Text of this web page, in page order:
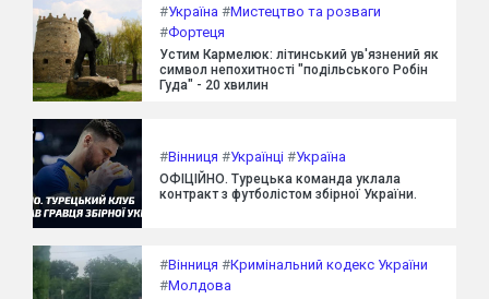
#Україна #Мистецтво та розваги
#Фортеця
Устим Кармелюк: літинський ув'язнений як
символ непохитності "подільського Робін
Гуда" - 20 хвилин
#Вінниця #Українці #Україна
ОФІЦІЙНО. Турецька команда уклала
контракт з футболістом збірної України.
#Вінниця #Кримінальний кодекс України
#Молдова